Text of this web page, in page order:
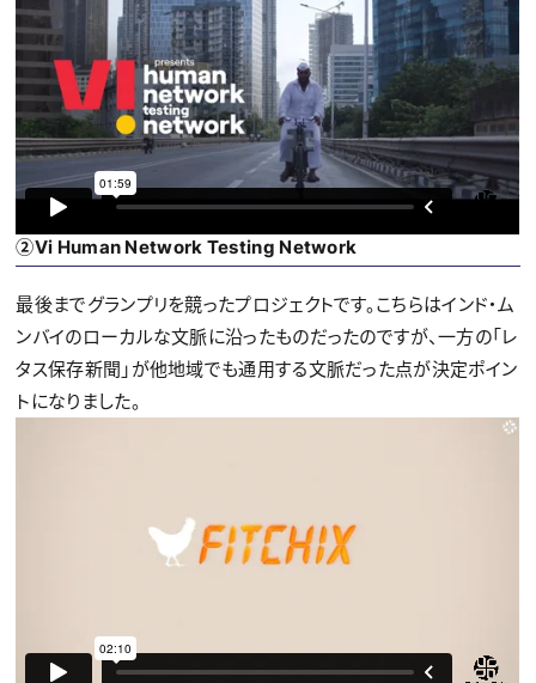
②Vi Human Network Testing Network
最後までグランプリを競ったプロジェクトです。こちらはインド・ム
ンバイのローカルな文脈に沿ったものだったのですが、一方の「レ
タス保存新聞」が他地域でも通用する文脈だった点が決定ポイン
トになりました。